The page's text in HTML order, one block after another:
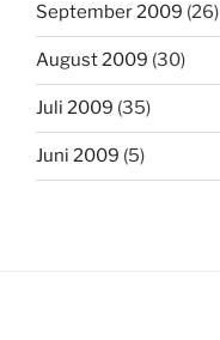
September 2009 (26)
August 2009 (30)
Juli 2009 (35)
Juni 2009 (5)